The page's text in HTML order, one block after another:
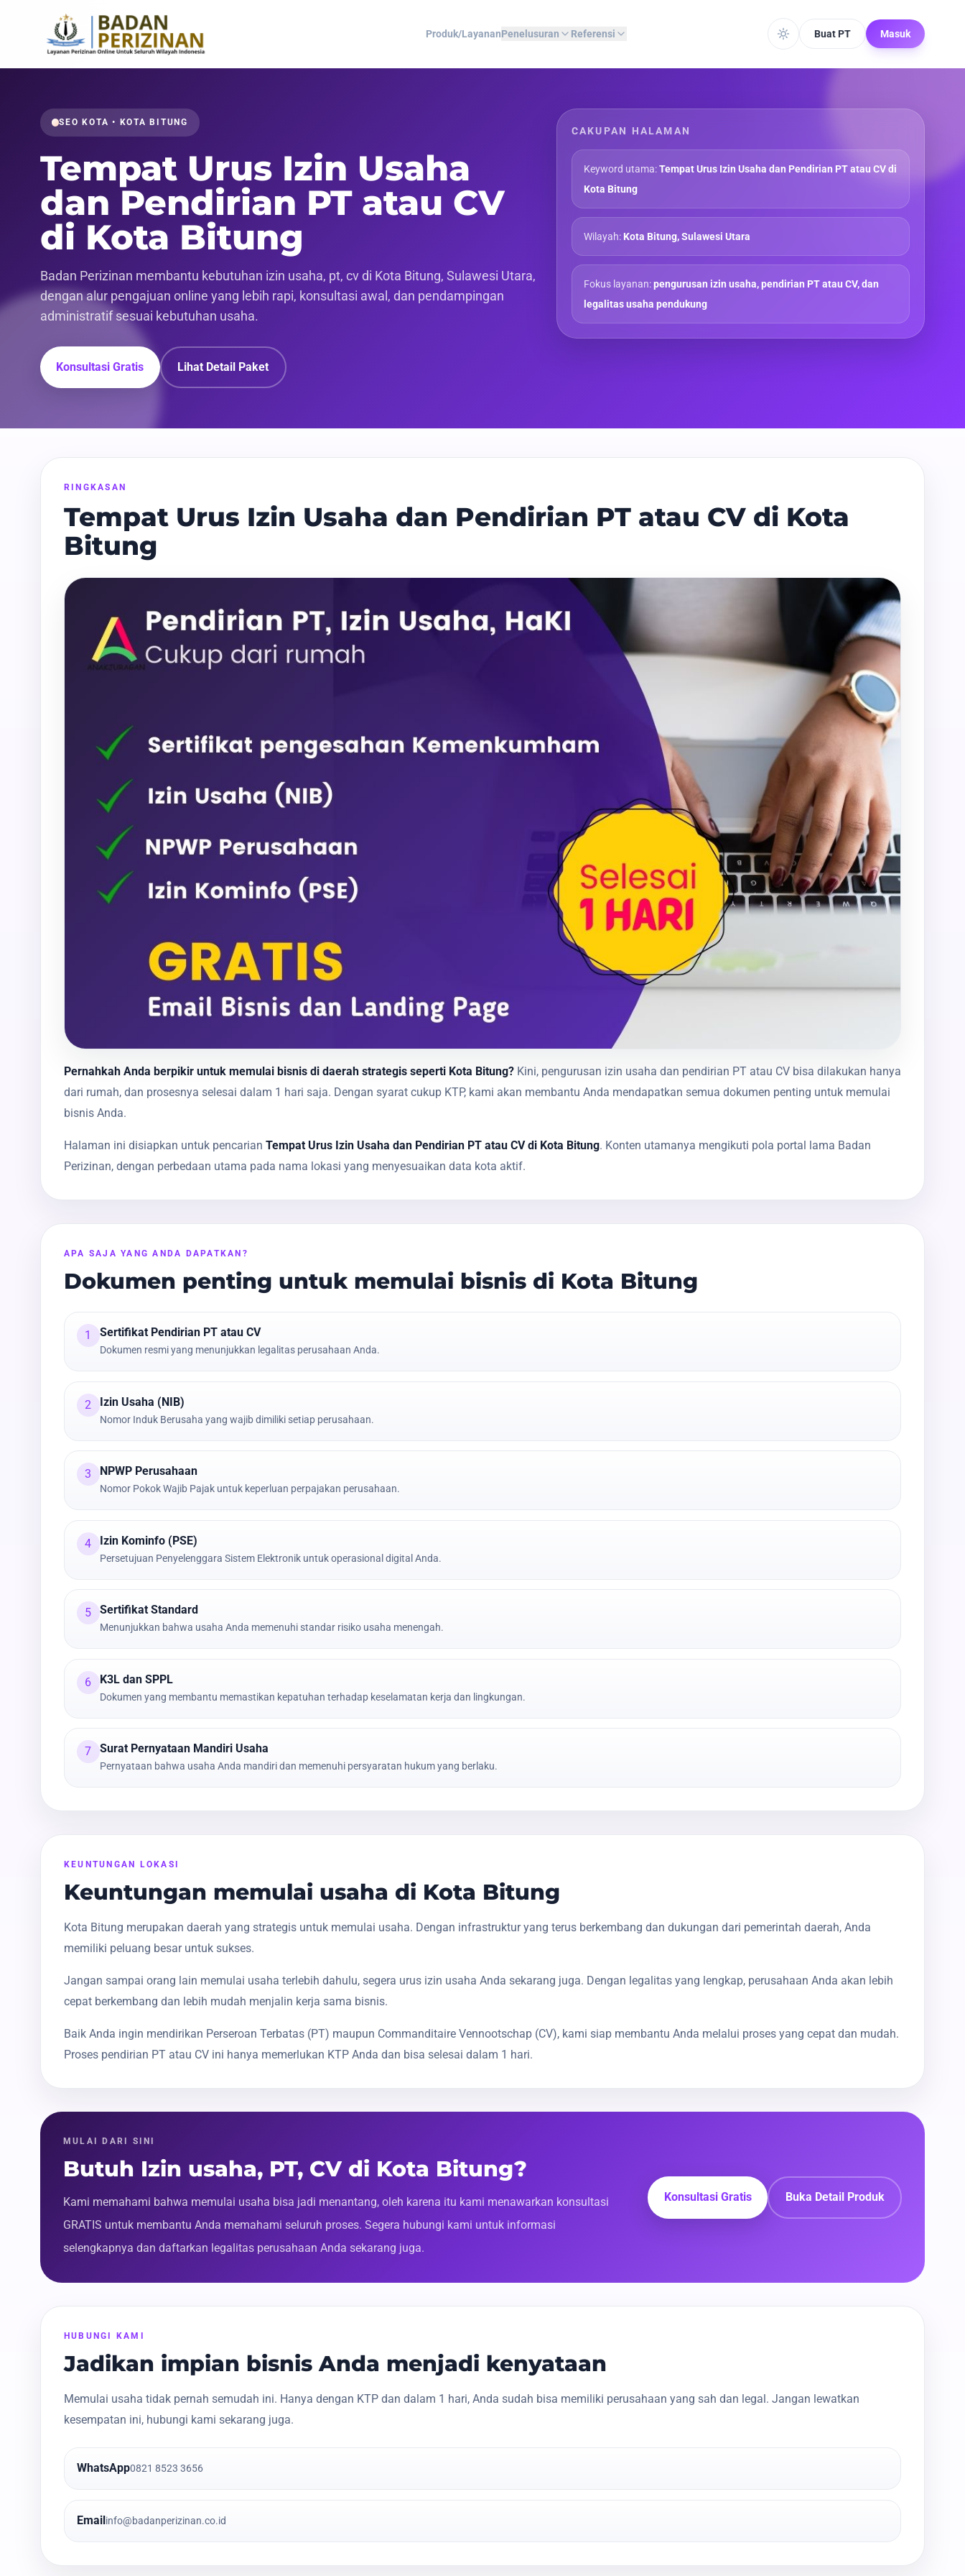
Produk/LayananPenelusuran Referensi Buat PT Masuk
SEO KOTA • KOTA BITUNG
Tempat Urus Izin Usaha
dan Pendirian PT atau CV
di Kota Bitung
Badan Perizinan membantu kebutuhan izin usaha, pt, cv di Kota Bitung, Sulawesi Utara,
dengan alur pengajuan online yang lebih rapi, konsultasi awal, dan pendampingan
administratif sesuai kebutuhan usaha.
Konsultasi Gratis Lihat Detail Paket
CAKUPAN HALAMAN
Keyword utama:Tempat Urus Izin Usaha dan Pendirian PT atau CV di
Kota Bitung
Wilayah: Kota Bitung, Sulawesi Utara
Fokus layanan:pengurusan izin usaha, pendirian PT atau CV, dan
legalitas usaha pendukung
RINGKASAN
Tempat Urus Izin Usaha dan Pendirian PT atau CV di Kota
Bitung
Pernahkah Anda berpikir untuk memulai bisnis di daerah strategis seperti Kota Bitung? Kini, pengurusan izin usaha dan pendirian PT atau CV bisa dilakukan hanya
dari rumah, dan prosesnya selesai dalam 1 hari saja. Dengan syarat cukup KTP, kami akan membantu Anda mendapatkan semua dokumen penting untuk memulai
bisnis Anda.
Halaman ini disiapkan untuk pencarian Tempat Urus Izin Usaha dan Pendirian PT atau CV di Kota Bitung. Konten utamanya mengikuti pola portal lama Badan
Perizinan, dengan perbedaan utama pada nama lokasi yang menyesuaikan data kota aktif.
APA SAJA YANG ANDA DAPATKAN?
Dokumen penting untuk memulai bisnis di Kota Bitung
1 Sertifikat Pendirian PT atau CV
Dokumen resmi yang menunjukkan legalitas perusahaan Anda.
2 Izin Usaha (NIB)
Nomor Induk Berusaha yang wajib dimiliki setiap perusahaan.
3 NPWP Perusahaan
Nomor Pokok Wajib Pajak untuk keperluan perpajakan perusahaan.
4 Izin Kominfo (PSE)
Persetujuan Penyelenggara Sistem Elektronik untuk operasional digital Anda.
5 Sertifikat Standard
Menunjukkan bahwa usaha Anda memenuhi standar risiko usaha menengah.
6 K3L dan SPPL
Dokumen yang membantu memastikan kepatuhan terhadap keselamatan kerja dan lingkungan.
7 Surat Pernyataan Mandiri Usaha
Pernyataan bahwa usaha Anda mandiri dan memenuhi persyaratan hukum yang berlaku.
KEUNTUNGAN LOKASI
Keuntungan memulai usaha di Kota Bitung
Kota Bitung merupakan daerah yang strategis untuk memulai usaha. Dengan infrastruktur yang terus berkembang dan dukungan dari pemerintah daerah, Anda
memiliki peluang besar untuk sukses.
Jangan sampai orang lain memulai usaha terlebih dahulu, segera urus izin usaha Anda sekarang juga. Dengan legalitas yang lengkap, perusahaan Anda akan lebih
cepat berkembang dan lebih mudah menjalin kerja sama bisnis.
Baik Anda ingin mendirikan Perseroan Terbatas (PT) maupun Commanditaire Vennootschap (CV), kami siap membantu Anda melalui proses yang cepat dan mudah.
Proses pendirian PT atau CV ini hanya memerlukan KTP Anda dan bisa selesai dalam 1 hari.
MULAI DARI SINI
Butuh Izin usaha, PT, CV di Kota Bitung?
Kami memahami bahwa memulai usaha bisa jadi menantang, oleh karena itu kami menawarkan konsultasi
GRATIS untuk membantu Anda memahami seluruh proses. Segera hubungi kami untuk informasi
selengkapnya dan daftarkan legalitas perusahaan Anda sekarang juga.
Konsultasi Gratis Buka Detail Produk
HUBUNGI KAMI
Jadikan impian bisnis Anda menjadi kenyataan
Memulai usaha tidak pernah semudah ini. Hanya dengan KTP dan dalam 1 hari, Anda sudah bisa memiliki perusahaan yang sah dan legal. Jangan lewatkan
kesempatan ini, hubungi kami sekarang juga.
WhatsApp0821 8523 3656
Emailinfo@badanperizinan.co.id